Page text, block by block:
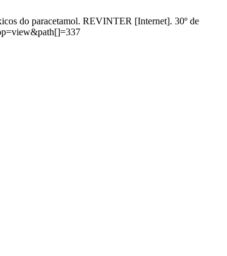
do paracetamol. REVINTER [Internet]. 30º de